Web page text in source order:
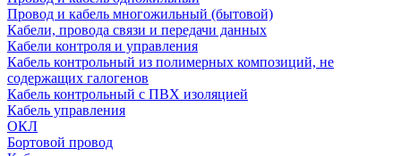
Провод и кабель многожильный (бытовой)
Кабели, провода связи и передачи данных
Кабели контроля и управления
Кабель контрольный из полимерных композиций, не
содержащих галогенов
Кабель контрольный с ПВХ изоляцией
Кабель управления
ОКЛ
Бортовой провод